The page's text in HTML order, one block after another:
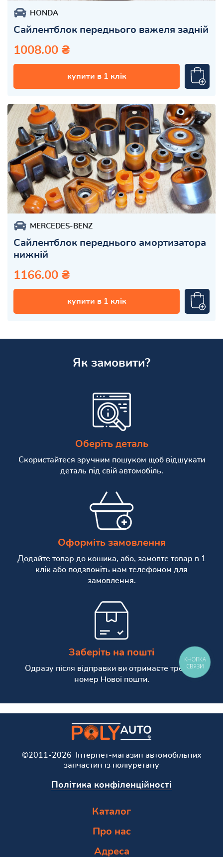
HONDA
Сайлентблок переднього важеля задній
1008.00 ₴
купити в 1 клік
MERCEDES-BENZ
Сайлентблок переднього амортизатора
нижній
1166.00 ₴
купити в 1 клік
Як замовити?
Оберіть деталь
Скористайтеся зручним пошуком щоб відшукати
деталь під свій автомобіль.
Оформіть замовлення
Додайте товар до кошика, або, замовте товар в 1
клік або подзвоніть нам телефоном для
замовлення.
Заберіть на пошті
Одразу після відправки ви отримаєте трекінг
номер Нової пошти.
©2011-2026 Інтернет-магазин автомобільних
запчастин із поліуретану
Політика конфіленційності
Каталог
Про нас
Адреса
КНОПКА
СВЯЗИ